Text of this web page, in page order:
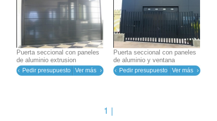
Puerta seccional con paneles
de aluminio extrusion
Pedir presupuesto Ver más
Puerta seccional con paneles
de aluminio y ventana
Pedir presupuesto Ver más
1 |